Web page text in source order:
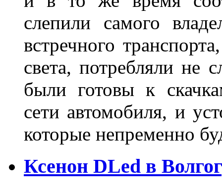
слепили самого
встречного
света, потребляли не
были готовы к
сети автомобиля, и
которые непременно
Ксенон DLed в